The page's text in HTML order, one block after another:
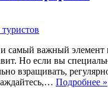
важный элемент
Но если вы
взращивать,
Подробнее »